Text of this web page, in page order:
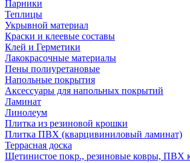
Парники
Теплицы
Укрывной материал
Краски и клеевые составы
Клей и Герметики
Лакокрасочные материалы
Пены полиуретановые
Напольные покрытия
Аксессуары для напольных покрытий
Ламинат
Линолеум
Плитка из резиновой крошки
Плитка ПВХ (кварцивиниловый ламинат)
Террасная доска
Щетинистое покр., резиновые ковры, ПВХ